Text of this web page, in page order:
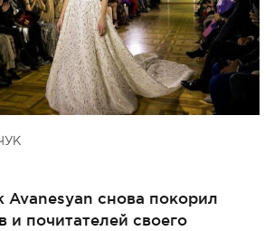
Avanesyan снова покорил
и почитателей своего